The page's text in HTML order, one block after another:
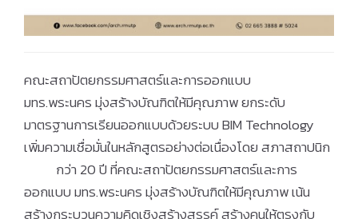
คณะสถาปัตยกรรมศาสตร์และการออกแบบ
มทร.พระนคร มุ่งสร้างบัณฑิตให้มีคุณภาพ ยกระดับ
มาตรฐานการเรียนออกแบบด้วยระบบ BIM Technology
เพิ่มความเชื่อมั่นในหลักสูตรอย่างต่อเนื่องโดย สภาสถาปนิก
กว่า 20 ปี ที่คณะสถาปัตยกรรมศาสตร์และการ
ออกแบบ มทร.พระนคร มุ่งสร้างบัณฑิตให้มีคุณภาพ เน้น
สร้างกระบวนความคิดเชิงสร้างสรรค์ สร้างคนให้ตรงกับ